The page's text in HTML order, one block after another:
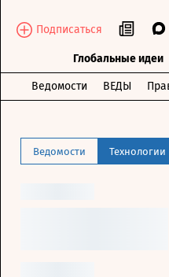
Подписаться
Глобальные идеи
Ведомости ВЕДЫ
Ведомости Технологии